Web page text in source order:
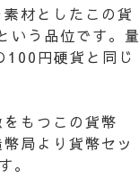
材としたこの貨
いう品位です。
円硬貨と同じ
もつこの貨幣
局より貨幣セッ
。